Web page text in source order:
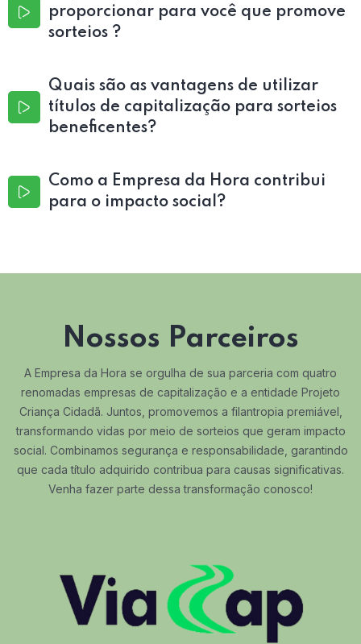
proporcionar para você que promove
sorteios ?
Quais são as vantagens de utilizar
títulos de capitalização para sorteios
beneficentes?
Como a Empresa da Hora contribui
para o impacto social?
Nossos Parceiros
A Empresa da Hora se orgulha de sua parceria com quatro
renomadas empresas de capitalização e a entidade Projeto
Criança Cidadã. Juntos, promovemos a filantropia premiável,
transformando vidas por meio de sorteios que geram impacto
social. Combinamos segurança e responsabilidade, garantindo
que cada título adquirido contribua para causas significativas.
Venha fazer parte dessa transformação conosco!